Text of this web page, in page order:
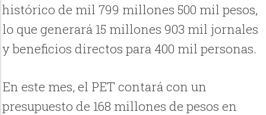
histórico de mil 799 millones 500 mil pesos,
lo que generará 15 millones 903 mil jornales
y beneficios directos para 400 mil personas.
En este mes, el PET contará con un
presupuesto de 168 millones de pesos en